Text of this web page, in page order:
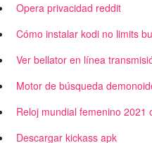
Opera privacidad reddit
Cómo instalar kodi no limits
Ver bellator en línea
Motor de búsqueda
Reloj mundial femenino 2021
Descargar kickass apk